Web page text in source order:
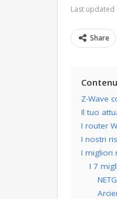
Last updated
Share
Z-Wave
Il tuo
I router
I nostri
I migliori
I 7